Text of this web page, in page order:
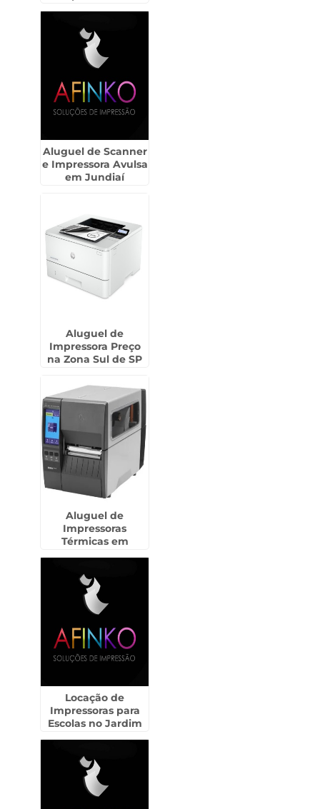
Aluguel de Scanner
e Impressora Avulsa
em Jundiaí
Aluguel de
Impressora Preço
na Zona Sul de SP
Aluguel de
Impressoras
Térmicas em
Locação de
Impressoras para
Escolas no Jardim